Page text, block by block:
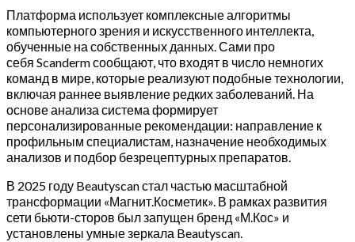
Платформа использует комплексные алгоритмы
компьютерного зрения и искусственного интеллекта,
обученные на собственных данных. Сами про
себя Scanderm сообщают, что входят в число немногих
команд в мире, которые реализуют подобные технологии,
включая раннее выявление редких заболеваний. На
основе анализа система формирует
персонализированные рекомендации: направление к
профильным специалистам, назначение необходимых
анализов и подбор безрецептурных препаратов.
В 2025 году Beautyscan стал частью масштабной
трансформации «Магнит.Косметик». В рамках развития
сети бьюти-сторов был запущен бренд «М.Кос» и
установлены умные зеркала Beautyscan.